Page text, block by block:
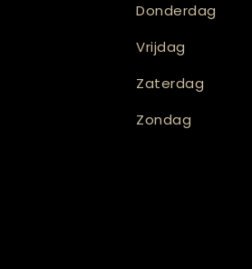
Donderdag
Vrijdag
Zaterdag
Zondag